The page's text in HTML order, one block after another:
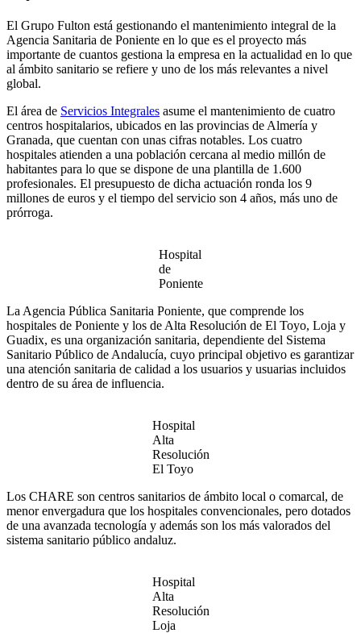
El Grupo Fulton está gestionando el mantenimiento integral de la
Agencia Sanitaria de Poniente en lo que es el proyecto más
importante de cuantos gestiona la empresa en la actualidad en lo que
al ámbito sanitario se refiere y uno de los más relevantes a nivel
global.
El área de Servicios Integrales asume el mantenimiento de cuatro
centros hospitalarios, ubicados en las provincias de Almería y
Granada, que cuentan con unas cifras notables. Los cuatro
hospitales atienden a una población cercana al medio millón de
habitantes para lo que se dispone de una plantilla de 1.600
profesionales. El presupuesto de dicha actuación ronda los 9
millones de euros y el tiempo del servicio son 4 años, más uno de
prórroga.
Hospital
de
Poniente
La Agencia Pública Sanitaria Poniente, que comprende los
hospitales de Poniente y los de Alta Resolución de El Toyo, Loja y
Guadix, es una organización sanitaria, dependiente del Sistema
Sanitario Público de Andalucía, cuyo principal objetivo es garantizar
una atención sanitaria de calidad a los usuarios y usuarias incluidos
dentro de su área de influencia.
Hospital
Alta
Resolución
El Toyo
Los CHARE son centros sanitarios de ámbito local o comarcal, de
menor envergadura que los hospitales convencionales, pero dotados
de una avanzada tecnología y además son los más valorados del
sistema sanitario público andaluz.
Hospital
Alta
Resolución
Loja